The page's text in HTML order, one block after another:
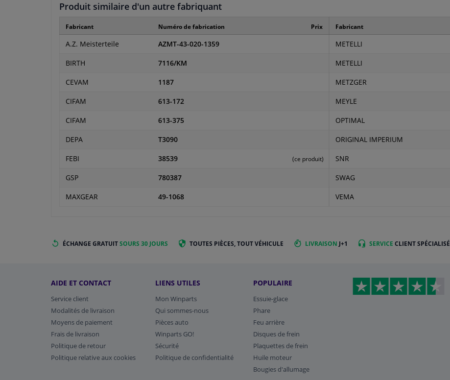
Produit similaire d'un autre fabriquant
Fabricant Numéro de fabrication Prix
A.Z. Meisterteile AZMT-43-020-1359
BIRTH 7116/KM
CEVAM 1187
CIFAM 613-172
CIFAM 613-375
DEPA T3090
FEBI 38539 (ce produit)
GSP 780387
MAXGEAR 49-1068
Fabricant
METELLI
METELLI
METZGER
MEYLE
OPTIMAL
ORIGINAL IMPERIUM
SNR
SWAG
VEMA
ÉCHANGE GRATUITSOURS 30 JOURS TOUTES PIÈCES, TOUT VÉHICULE LIVRAISON J+1 SERVICE CLIENT SPÉCIALISÉ
AIDE ET CONTACT
Service client
Modalités de livraison
Moyens de paiement
Frais de livraison
Politique de retour
Politique relative aux cookies
LIENS UTILES
Mon Winparts
Qui sommes-nous
Pièces auto
Winparts GO!
Sécurité
Politique de confidentialité
POPULAIRE
Essuie-glace
Phare
Feu arrière
Disques de frein
Plaquettes de frein
Huile moteur
Bougies d'allumage